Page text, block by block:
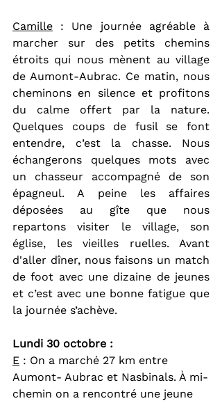
Camille : Une journée agréable à
marcher sur des petits chemins
étroits qui nous mènent au village
de Aumont-Aubrac. Ce matin, nous
cheminons en silence et profitons
du calme offert par la nature.
Quelques coups de fusil se font
entendre, c’est la chasse. Nous
échangerons quelques mots avec
un chasseur accompagné de son
épagneul. A peine les affaires
déposées au gîte que nous
repartons visiter le village, son
église, les vieilles ruelles. Avant
d'aller dîner, nous faisons un match
de foot avec une dizaine de jeunes
et c’est avec une bonne fatigue que
la journée s’achève.
Lundi 30 octobre :
E : On a marché 27 km entre
Aumont- Aubrac et Nasbinals. À mi-
chemin on a rencontré une jeune